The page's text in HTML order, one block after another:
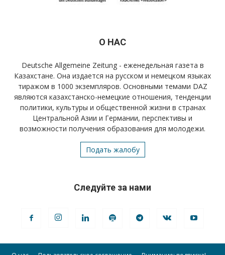
О НАС
Deutsche Allgemeine Zeitung - еженедельная газета в
Казахстане. Она издается на русском и немецком языках
тиражом в 1000 экземпляров. Основными темами DAZ
являются казахстанско-немецкие отношения, тенденции
политики, культуры и общественной жизни в странах
Центральной Азии и Германии, перспективы и
возможности получения образования для молодежи.
Подать жалобу
Следуйте за нами